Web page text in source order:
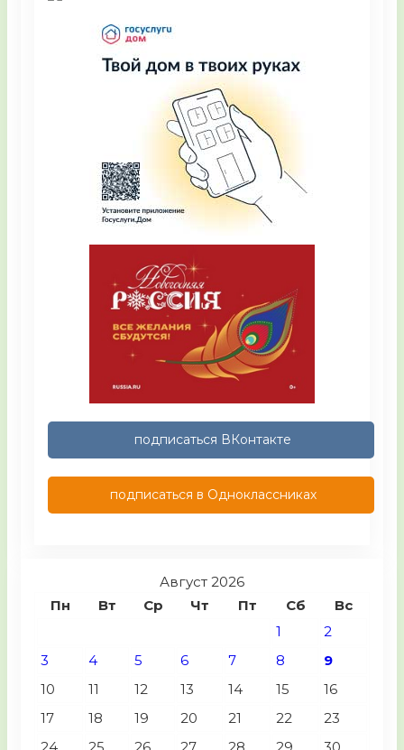
подписаться ВКонтакте
подписаться в Одноклассниках
Август 2026
Пн
Вт Ср Чт Пт Сб
Вс
1
2
3
4 5 6 7 8
9
10
11 12 13 14 15
16
17
18 19 20 21 22
23